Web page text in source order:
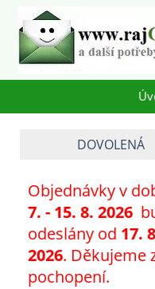
DOVOLENÁ
Objednávky v
7. - 15. 8. 2026
odeslány od 17.
2026. Děkujeme
pochopení.